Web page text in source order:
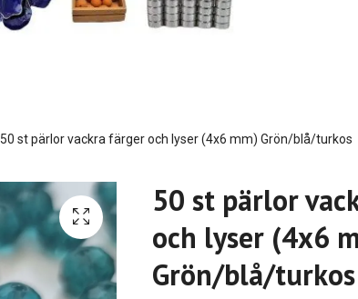
50 st pärlor vackra färger och lyser (4x6 mm) Grön/blå/turkos
50 st pärlor
och lyser (4x6
Grön/blå/turkos